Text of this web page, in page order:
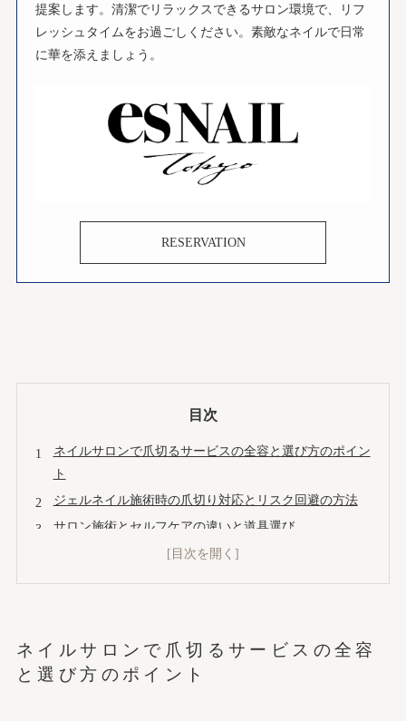
提案します。清潔でリラックスできるサロン環境で、リフ
レッシュタイムをお過ごしください。素敵なネイルで日常
に華を添えましょう。
RESERVATION
目次
ネイルサロンで爪切るサービスの全容と選び方のポイン
ト
ジェルネイル施術時の爪切り対応とリスク回避の方法
サロン施術とセルフケアの違いと道具選び
サロン施術の流れと希望の伝え方
会社概要
ネイルサロンで爪切るサービスの全容
と選び方のポイント